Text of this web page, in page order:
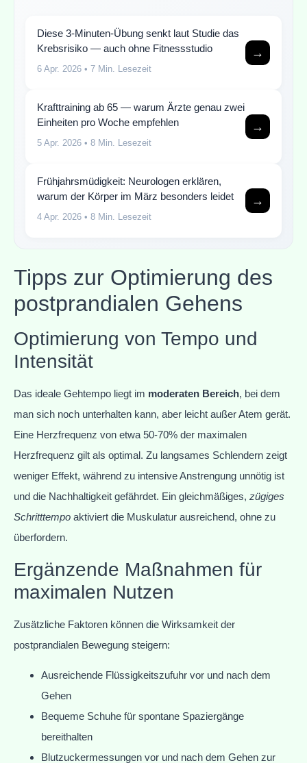
Diese 3-Minuten-Übung senkt laut Studie das
Krebsrisiko — auch ohne Fitnessstudio
6 Apr. 2026 • 7 Min. Lesezeit
→
Krafttraining ab 65 — warum Ärzte genau zwei
Einheiten pro Woche empfehlen
5 Apr. 2026 • 8 Min. Lesezeit
→
Frühjahrsmüdigkeit: Neurologen erklären,
warum der Körper im März besonders leidet
4 Apr. 2026 • 8 Min. Lesezeit
→
Tipps zur Optimierung des
postprandialen Gehens
Optimierung von Tempo und
Intensität
Das ideale Gehtempo liegt im moderaten Bereich, bei dem
man sich noch unterhalten kann, aber leicht außer Atem gerät.
Eine Herzfrequenz von etwa 50-70% der maximalen
Herzfrequenz gilt als optimal. Zu langsames Schlendern zeigt
weniger Effekt, während zu intensive Anstrengung unnötig ist
und die Nachhaltigkeit gefährdet. Ein gleichmäßiges, zügiges
Schritttempo aktiviert die Muskulatur ausreichend, ohne zu
überfordern.
Ergänzende Maßnahmen für
maximalen Nutzen
Zusätzliche Faktoren können die Wirksamkeit der
postprandialen Bewegung steigern:
Ausreichende Flüssigkeitszufuhr vor und nach dem
Gehen
Bequeme Schuhe für spontane Spaziergänge
bereithalten
Blutzuckermessungen vor und nach dem Gehen zur